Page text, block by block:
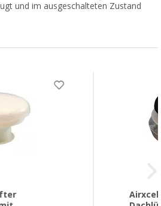
und im ausgeschalteten Zustand
Airxcel